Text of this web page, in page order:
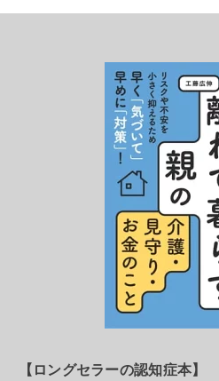
【ロングセラーの認知症本】